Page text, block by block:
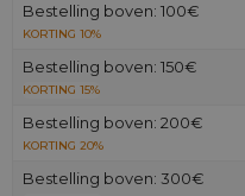
Bestelling boven: 100€
KORTING 10%
Bestelling boven: 150€
KORTING 15%
Bestelling boven: 200€
KORTING 20%
Bestelling boven: 300€